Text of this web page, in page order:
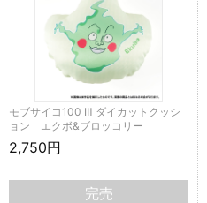
モブサイコ100 Ⅲ ダイカットクッシ
ョン エクボ&ブロッコリー
2,750円
完売